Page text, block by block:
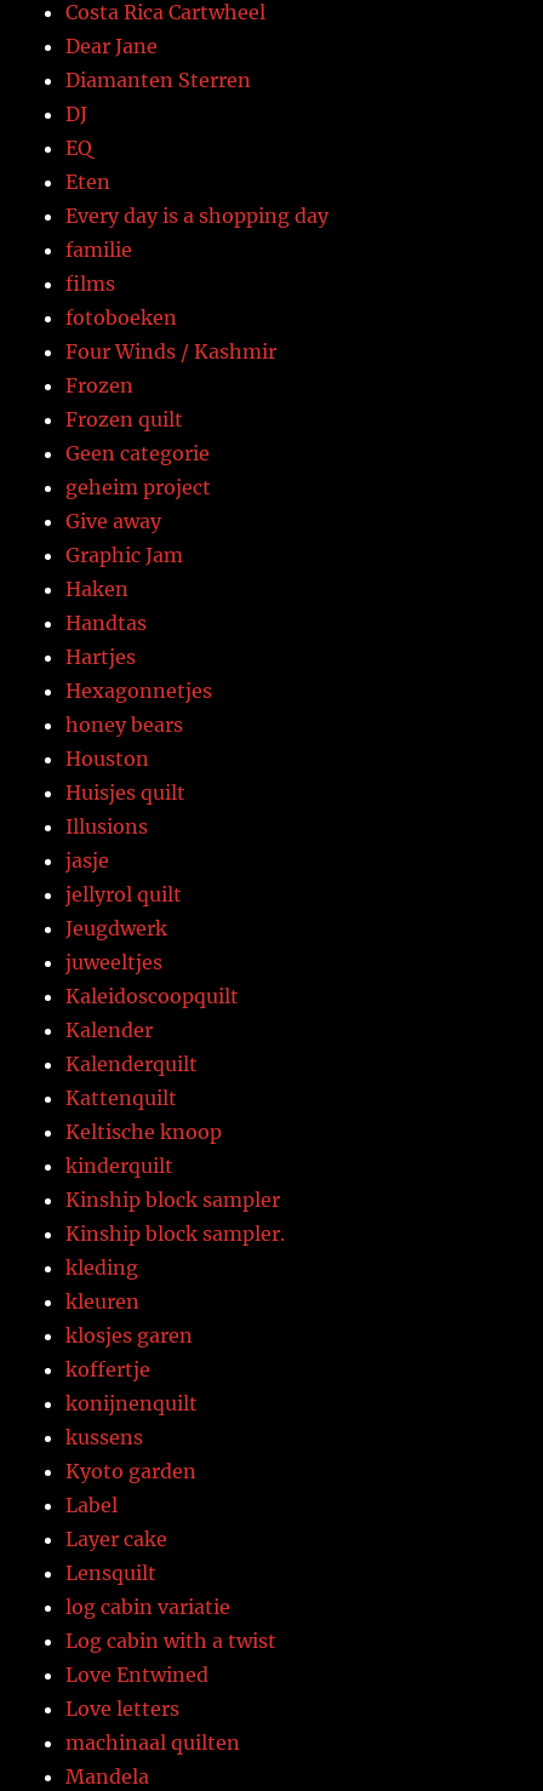
Costa Rica Cartwheel
Dear Jane
Diamanten Sterren
DJ
EQ
Eten
Every day is a shopping day
familie
films
fotoboeken
Four Winds / Kashmir
Frozen
Frozen quilt
Geen categorie
geheim project
Give away
Graphic Jam
Haken
Handtas
Hartjes
Hexagonnetjes
honey bears
Houston
Huisjes quilt
Illusions
jasje
jellyrol quilt
Jeugdwerk
juweeltjes
Kaleidoscoopquilt
Kalender
Kalenderquilt
Kattenquilt
Keltische knoop
kinderquilt
Kinship block sampler
Kinship block sampler.
kleding
kleuren
klosjes garen
koffertje
konijnenquilt
kussens
Kyoto garden
Label
Layer cake
Lensquilt
log cabin variatie
Log cabin with a twist
Love Entwined
Love letters
machinaal quilten
Mandela